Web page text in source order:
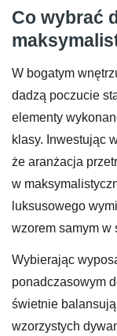
Co wybrać
W bogatym
dadzą poczucie
elementy
klasy. Inwestując
że aranżacja
w
luksusowego
wzorem samym w
Wybierając
ponadczasowym
świetnie
wzorzystych